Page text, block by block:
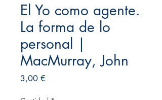
El Yo como agente.
La forma de lo
personal |
MacMurray, John
3,00 €